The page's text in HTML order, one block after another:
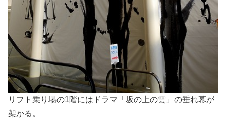
リフト乗り場の1階にはドラマ「坂の上の雲」の垂れ幕が
架かる。